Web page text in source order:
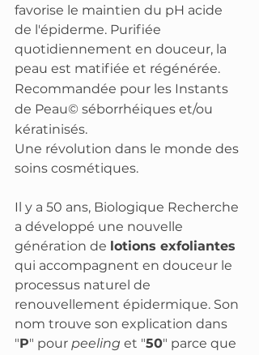
favorise le maintien du pH acide
de l'épiderme. Purifiée
quotidiennement en douceur, la
peau est matifiée et régénérée.
Recommandée pour les Instants
de Peau© séborrhéiques et/ou
kératinisés.
Une révolution dans le monde des
soins cosmétiques.
Il y a 50 ans, Biologique Recherche
a développé une nouvelle
génération de lotions exfoliantes
qui accompagnent en douceur le
processus naturel de
renouvellement épidermique. Son
nom trouve son explication dans
"P" pour peeling et "50" parce que